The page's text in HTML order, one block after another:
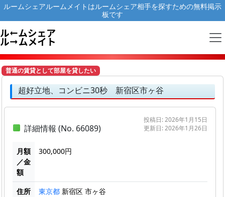
ルームシェアルームメイトはルームシェア相手を探すための無料掲示
板です
普通の賃貸として部屋を貸したい
超好立地、コンビニ30秒 新宿区市ヶ谷
投稿日: 2026年1月15日
更新日: 2026年1月26日
詳細情報 (No. 66089)
月額
／金
額
300,000円
住所 東京都 新宿区 市ヶ谷